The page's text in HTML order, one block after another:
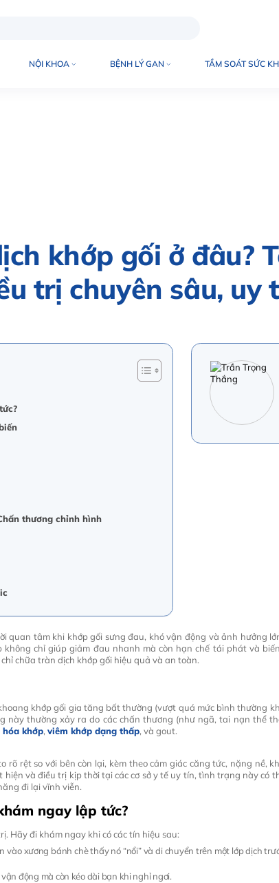
NỘI KHOA BỆNH LÝ GAN TẦM SOÁT SỨC
khớp gối ở đâu?
trị chuyên sâu, uy
thương chỉnh hình
quan tâm khi khớp gối sưng đau, khó vận động và ảnh hưởng
chỉ giúp giảm đau nhanh mà còn hạn chế tái phát và
chữa tràn dịch khớp gối hiệu quả và an toàn.
khớp gối gia tăng bất thường (vượt quá mức bình thường
này thường xảy ra do các chấn thương (như ngã, tai nạn thể
khớp, viêm khớp dạng thấp, và gout.
rệt so với bên còn lại, kèm theo cảm giác căng tức, nặng nề,
và điều trị kịp thời tại các cơ sở y tế uy tín, tình trạng này có
đi lại vĩnh viễn.
ngay lập tức?
Hãy đi khám ngay khi có các tín hiệu sau:
vào xương bánh chè thấy nó “nổi” và di chuyển trên một lớp dịch
động mà còn kéo dài bạn khi nghỉ ngơi.